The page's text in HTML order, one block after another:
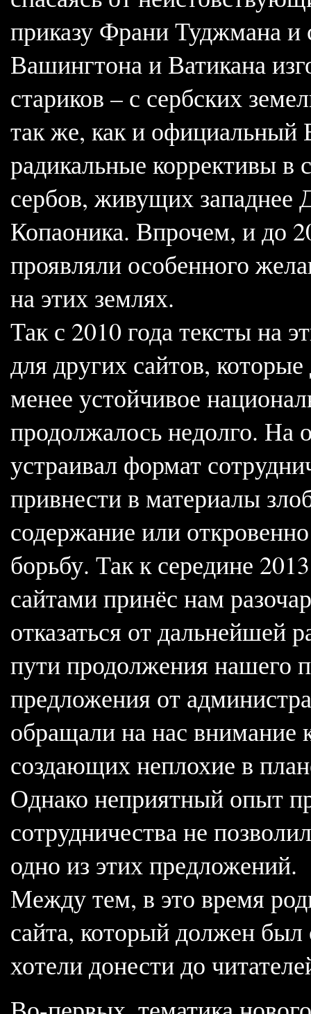
приказу Франи Туджмана и
Вашингтона и Ватикана
стариков – с сербских
так же, как и официальный
радикальные коррективы
сербов, живущих
Копаоника. Впрочем, и до
проявляли особенного
на этих землях.
Так с 2010 года тексты на
для других сайтов,
менее устойчивое
продолжалось недолго. На
устраивал формат
привнести в материалы
содержание или
борьбу. Так к середине
сайтами принёс нам
отказаться от дальнейшей
пути продолжения нашего
предложения от
обращали на нас внимание
создающих неплохие в
Однако неприятный опыт
сотрудничества не
одно из этих предложений.
Между тем, в это время
сайта, который должен был
хотели донести до